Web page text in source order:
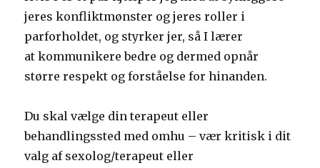
jeres konfliktmønster og jeres roller i
parforholdet, og styrker jer, så I lærer
at kommunikere bedre og dermed opnår
større respekt og forståelse for hinanden.
Du skal vælge din terapeut eller
behandlingssted med omhu – vær kritisk i dit
valg af sexolog/terapeut eller